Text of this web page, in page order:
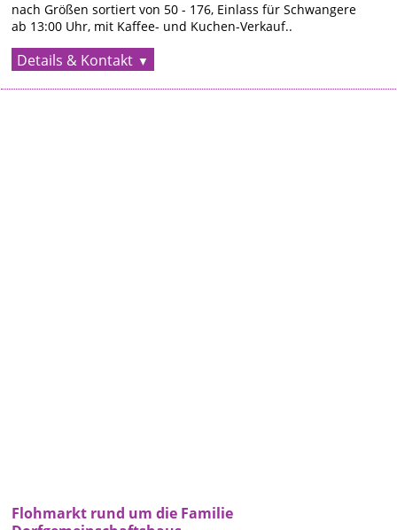
nach Größen sortiert von 50 - 176, Einlass für Schwangere
ab 13:00 Uhr, mit Kaffee- und Kuchen-Verkauf..
Details & Kontakt
Flohmarkt rund um die Familie